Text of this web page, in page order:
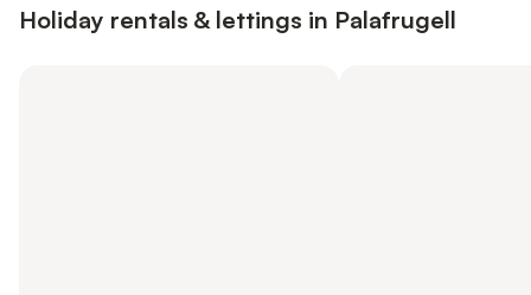
Holiday rentals & lettings in Palafrugell